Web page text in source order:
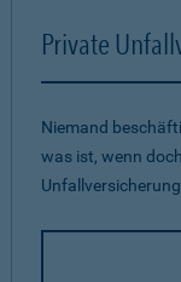
Private
Niemand
was ist, wenn